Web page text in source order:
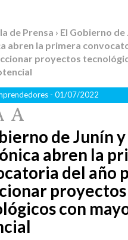
de Prensa › El Gobierno de
abren la primera
proyectos
- 01/07/2022
de Junín y
abren la
del año
proyectos
con